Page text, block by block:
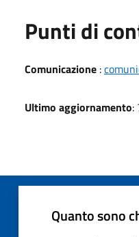
Punti di
Comunicazione :
Ultimo aggiornamento:
Quanto sono